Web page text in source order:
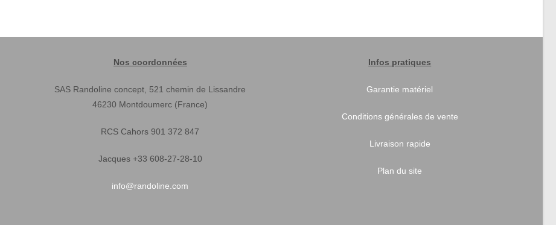
Nos coordonnées
SAS Randoline concept, 521 chemin de Lissandre
46230 Montdoumerc (France)
RCS Cahors 901 372 847
Jacques +33 608-27-28-10
info@randoline.com
Infos pratiques
Garantie matériel
Conditions générales de vente
Livraison rapide
Plan du site